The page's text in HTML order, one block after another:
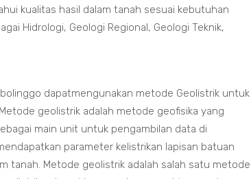
kualitas hasil dalam tanah sesuai kebutuhan
Hidrologi, Geologi Regional, Geologi Teknik,
dapatmengunakan metode Geolistrik untuk
geolistrik adalah metode geofisika yang
main unit untuk pengambilan data di
parameter kelistrikan lapisan batuan
tanah. Metode geolistrik adalah salah satu metode